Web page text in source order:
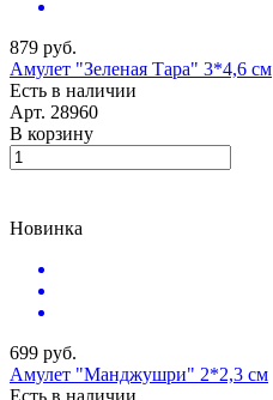
879 руб.
Амулет "Зеленая Тара" 3*4,6 см
Есть в наличии
Арт. 28960
В корзину
Новинка
699 руб.
Амулет "Манджушри" 2*2,3 см
Есть в наличии